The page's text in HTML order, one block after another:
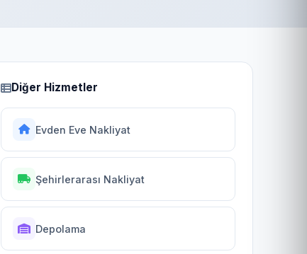
Diğer Hizmetler
Evden Eve Nakliyat
Şehirlerarası Nakliyat
Depolama